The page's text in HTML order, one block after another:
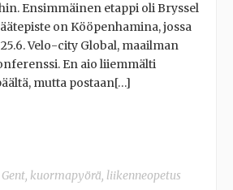
Ensimmäinen etappi oli Bryssel
on Kööpenhamina, jossa
Velo-city Global, maailman
En aio liiemmälti
mutta postaan[…]
Gent, kuormapyörä, liikenneopetus